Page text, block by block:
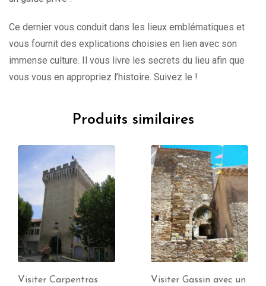
Ce dernier vous conduit dans les lieux emblématiques et
vous fournit des explications choisies en lien avec son
immense culture. Il vous livre les secrets du lieu afin que
vous vous en appropriez l’histoire. Suivez le !
Produits similaires
Visiter Gassin avec un